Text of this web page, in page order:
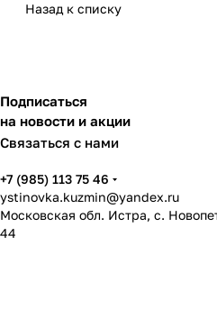
Назад к списку
Подписаться
на новости и акции
Связаться с нами
+7 (985) 113 75 46
ystinovka.kuzmin@yandex.ru
Московская обл. Истра, с.
44